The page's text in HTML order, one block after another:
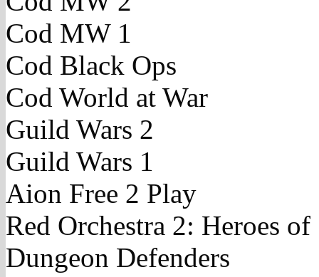
Cod MW 1
Cod Black Ops
Cod World at War
Guild Wars 2
Guild Wars 1
Aion Free 2 Play
Red Orchestra 2: Heroes
Dungeon Defenders